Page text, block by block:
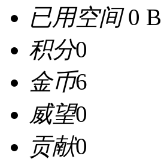
已用空间0 B
积分0
金币6
威望0
贡献0